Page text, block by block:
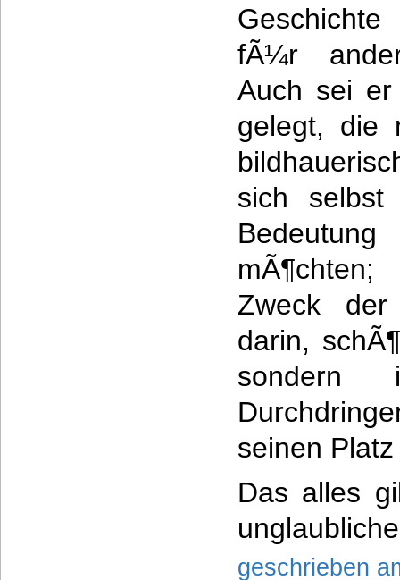
fÃ¼r
Auch sei
gelegt, die
sich
Zweck
darin,
sondern
seinen
Das alles
geschrieben